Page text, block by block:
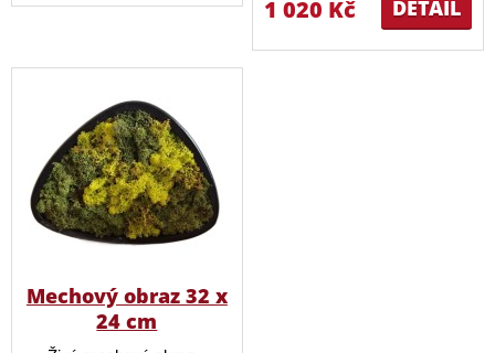
DETAIL
1 020 Kč
Mechový obraz 32 x
24 cm